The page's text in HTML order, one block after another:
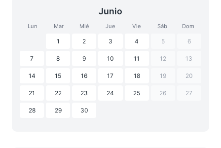
Junio
Lun Mar Mié Jue Vie Sáb Dom
1 2 3 4 5 6
7 8 9 10 11 12 13
14 15 16 17 18 19 20
21 22 23 24 25 26 27
28 29 30